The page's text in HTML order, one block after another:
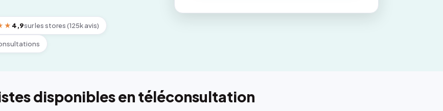
4,9sur les stores (125k avis)
disponibles en téléconsultation